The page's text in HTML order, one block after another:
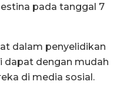
pada tanggal 7
dalam penyelidikan
dapat dengan mudah
di media sosial.